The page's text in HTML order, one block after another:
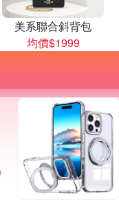
美系聯合斜背包
均價$1999